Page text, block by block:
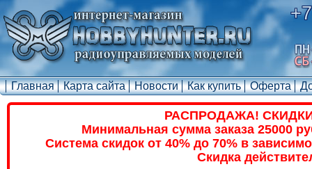
Главная Карта сайта Новости Как купить Оферта
РАСПРОДАЖА!
Минимальная сумма заказа 25000
Система скидок от 40% до 70% в
Скидка